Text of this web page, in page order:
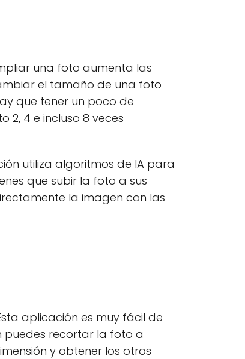
una foto aumenta las
el tamaño de una foto
que tener un poco de
2, 4 e incluso 8 veces
utiliza algoritmos de IA para
que subir la foto a sus
la imagen con las
aplicación es muy fácil de
puedes recortar la foto a
y obtener los otros